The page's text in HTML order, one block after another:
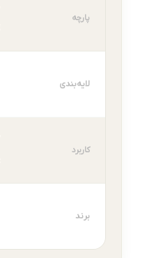
پارچه
لایه‌بندی
کاربرد
برند